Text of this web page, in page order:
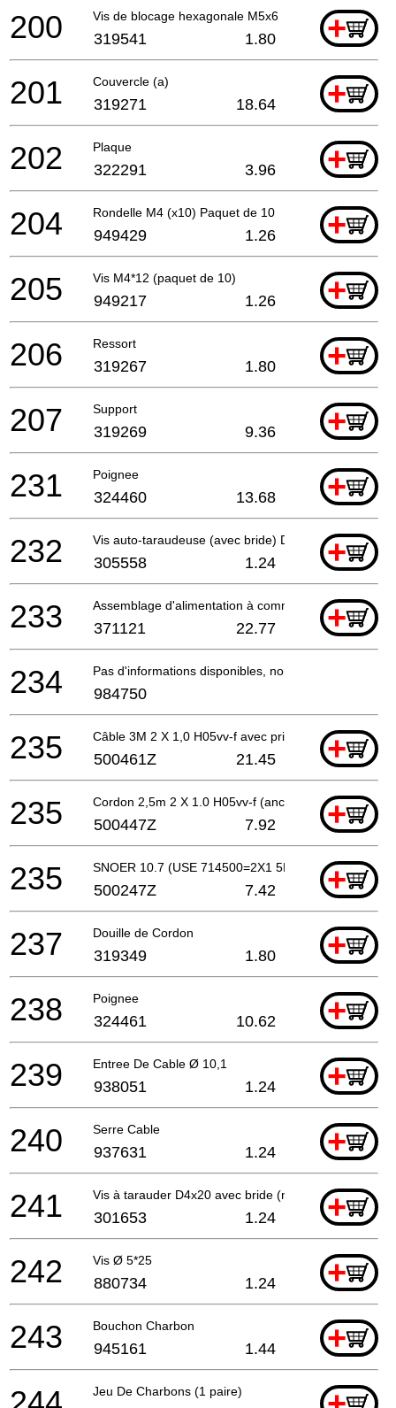
Vis de blocage hexagonale M5x6 +
200 319541 1.80
Couvercle (a) +
201 319271 18.64
Plaque +
202 322291 3.96
Rondelle M4 (x10) Paquet de 10 +
204 949429 1.26
Vis M4*12 (paquet de 10) +
205 949217 1.26
Ressort +
206 319267 1.80
Support +
207 319269 9.36
Poignee +
231 324460 13.68
Vis auto-taraudeuse (avec bride) D5x25 (noir)
+
232 305558 1.24
Assemblage d'alimentation à commutation+
233 371121 22.77
Pas d'informations disponibles, non commandable
234 984750
Câble 3M 2 X 1,0 H05vv-f avec prise 16a CEE
+
235 500461Z 21.45
Cordon 2,5m 2 X 1.0 H05vv-f (ancien 500395z)
+
235 500447Z 7.92
SNOER 10.7 (USE 714500=2X1 5M) +
235 500247Z 7.42
Douille de Cordon +
237 319349 1.80
Poignee +
238 324461 10.62
Entree De Cable Ø 10,1 +
239 938051 1.24
Serre Cable +
240 937631 1.24
Vis à tarauder D4x20 avec bride (noir) +
241 301653 1.24
Vis Ø 5*25 +
242 880734 1.24
Bouchon Charbon +
243 945161 1.44
Jeu De Charbons (1 paire)